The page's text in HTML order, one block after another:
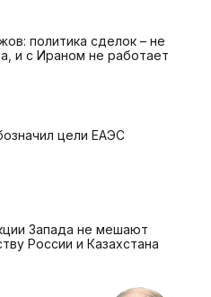
политика сделок – не
и с Ираном не работает
цели ЕАЭС
Запада не мешают
России и Казахстана